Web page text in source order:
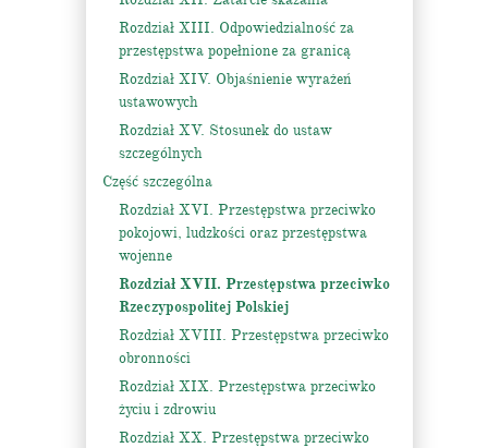
Rozdział XIII. Odpowiedzialność za
przestępstwa popełnione za granicą
Rozdział XIV. Objaśnienie wyrażeń
ustawowych
Rozdział XV. Stosunek do ustaw
szczególnych
Część szczególna
Rozdział XVI. Przestępstwa przeciwko
pokojowi, ludzkości oraz przestępstwa
wojenne
Rozdział XVII. Przestępstwa przeciwko
Rzeczypospolitej Polskiej
Rozdział XVIII. Przestępstwa przeciwko
obronności
Rozdział XIX. Przestępstwa przeciwko
życiu i zdrowiu
Rozdział XX. Przestępstwa przeciwko